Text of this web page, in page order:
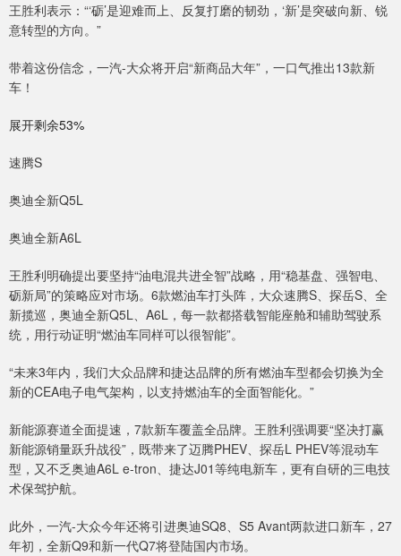
王胜利表示：“‘砺’是迎难而上、反复打磨的韧劲，‘新’是突破向新、锐
意转型的方向。”
带着这份信念，一汽-大众将开启“新商品大年”，一口气推出13款新
车！
展开剩余53%
速腾S
奥迪全新Q5L
奥迪全新A6L
王胜利明确提出要坚持“油电混共进全智”战略，用“稳基盘、强智电、
砺新局”的策略应对市场。6款燃油车打头阵，大众速腾S、探岳S、全
新揽巡，奥迪全新Q5L、A6L，每一款都搭载智能座舱和辅助驾驶系
统，用行动证明“燃油车同样可以很智能”。
“未来3年内，我们大众品牌和捷达品牌的所有燃油车型都会切换为全
新的CEA电子电气架构，以支持燃油车的全面智能化。”
新能源赛道全面提速，7款新车覆盖全品牌。王胜利强调要“坚决打赢
新能源销量跃升战役”，既带来了迈腾PHEV、探岳L PHEV等混动车
型，又不乏奥迪A6L e-tron、捷达J01等纯电新车，更有自研的三电技
术保驾护航。
此外，一汽-大众今年还将引进奥迪SQ8、S5 Avant两款进口新车，27
年初，全新Q9和新一代Q7将登陆国内市场。